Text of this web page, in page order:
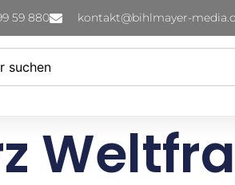
59 880 kontakt@bihlmayer-